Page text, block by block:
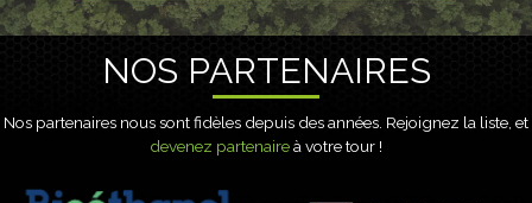
NOS PARTENAIRES
Nos partenaires nous sont fidèles depuis des années. Rejoignez la liste, et
devenez partenaireà votre tour !